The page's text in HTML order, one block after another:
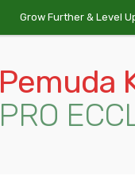
Grow Further & Level
Pemuda
PRO